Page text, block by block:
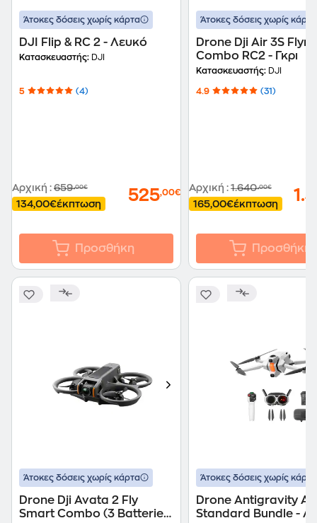
Άτοκες δόσεις χωρίς κάρτα
DJI Flip & RC 2 - Λευκό
Κατασκευαστής: DJI
5 (4)
Αρχική : 659,00€
134,00€έκπτωση 525,00€
Προσθήκη
Άτοκες δόσεις χωρίς κάρτα
Drone Dji Air 3S
Combo RC2 - Γκρι
Κατασκευαστής: DJI
4.9 (31)
Αρχική : 1.640,00€
165,00€έκπτωση
Προσθήκη
Άτοκες δόσεις χωρίς κάρτα
Drone Dji Avata 2 Fly
Smart Combo (3 Batteries)
Άτοκες δόσεις χωρίς κάρτα
Drone Antigravity A1
Standard Bundle -